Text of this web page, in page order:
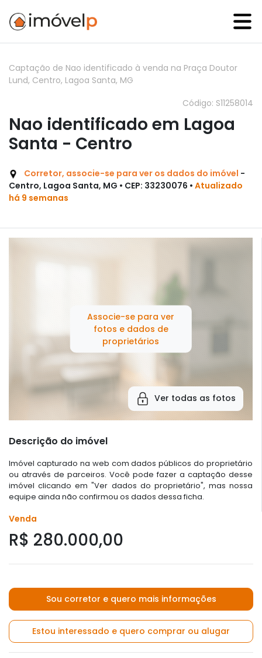
Captação de Nao identificado à venda na Praça Doutor
Lund, Centro, Lagoa Santa, MG
Código: S11258014
Nao identificado em Lagoa
Santa - Centro
Corretor, associe-se para ver os dados do imóvel -
Centro, Lagoa Santa, MG • CEP: 33230076 • Atualizado
há 9 semanas
Associe-se para ver
fotos e dados de
proprietários
Ver todas as fotos
Descrição do imóvel
Imóvel capturado na web com dados públicos do proprietário
ou através de parceiros. Você pode fazer a captação desse
imóvel clicando em "Ver dados do proprietário", mas nossa
equipe ainda não confirmou os dados dessa ficha.
Venda
R$ 280.000,00
Sou corretor e quero mais informações
Estou interessado e quero comprar ou alugar